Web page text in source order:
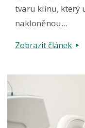
tvaru klínu, který
nakloněnou...
Zobrazit článek